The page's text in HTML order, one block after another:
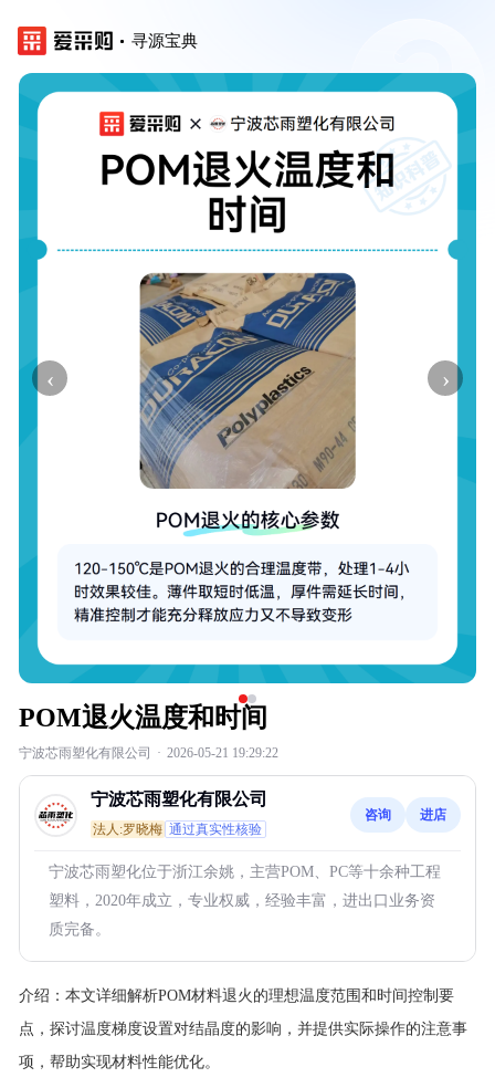
寻源宝典
‹ ›
POM退火温度和时间
宁波芯雨塑化有限公司 · 2026-05-21 19:29:22
宁波芯雨塑化有限公司
法人:罗晓梅 通过真实性核验
咨询 进店
宁波芯雨塑化位于浙江余姚，主营POM、PC等十余种工程
塑料，2020年成立，专业权威，经验丰富，进出口业务资
质完备。
介绍： 本文详细解析POM材料退火的理想温度范围和时间控制要
点，探讨温度梯度设置对结晶度的影响，并提供实际操作的注意事
项，帮助实现材料性能优化。